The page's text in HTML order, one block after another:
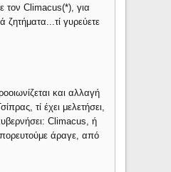
τον Climacus(*), για
ζητήματα...τί γυρεύετε
και αλλαγή
τί έχει μελετήσει,
Climacus, ή
άραγε, από